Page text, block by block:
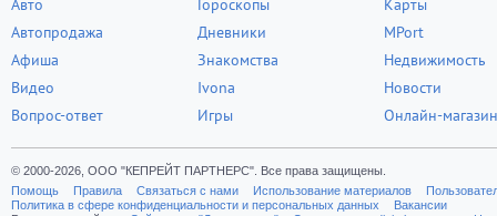
Авто
Автопродажа
Афиша
Видео
Вопрос-ответ
Гороскопы
Дневники
Знакомства
Ivona
Игры
Карты
MPort
Недвижимость
Новости
Онлайн-магазин
© 2000-2026, ООО "КЕПРЕЙТ ПАРТНЕРС". Все права защищены.
Помощь
Правила Связаться с нами Использование материалов
Политика в сфере конфиденциальности и персональных данных
Вакансии